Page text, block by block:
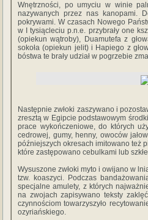
Wnętrzności, po umyciu w winie
nazywanych przez nas kanopami.
pokrywami. W czasach Nowego
w I tysiącleciu p.n.e. przybrały one
(opiekun wątroby), Duamutefa z
sokoła (opiekun jelit) i Hapiego z
bóstwa te brały udział w pogrzebie
Następnie zwłoki zaszywano i
zresztą w Egipcie podstawowym
prace wykończeniowe, do których
cedrowej, gumy, henny, owoców
późniejszych okresach imitowano też
które zastępowano cebulkami lub
Wysuszone zwłoki myto i owijano w
tzw. koaszyci. Podczas
specjalne amulety, z których
na zwojach zapisywano teksty
czynnościom towarzyszyło
ozyriańskiego.